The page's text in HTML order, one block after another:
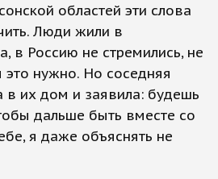
областей эти слова
Люди жили в
в Россию не стремились, не
нужно. Но соседняя
в их дом и заявила: будешь
дальше быть вместе со
я даже объяснять не